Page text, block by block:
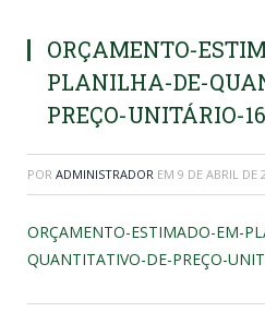
ORÇAMENTO-
PLANILHA-DE-
PREÇO-UNITÁRIO-16
POR ADMINISTRADOR EM 9 DE ABRIL DE
ORÇAMENTO-ESTIMADO-EM-
QUANTITATIVO-DE-PREÇO-